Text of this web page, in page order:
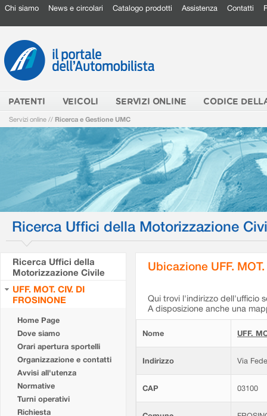
Chi siamo News e circolari Catalogo prodotti Assistenza Contatti
PATENTI VEICOLI SERVIZI ONLINE CODICE
Servizi online // Ricerca e Gestione UMC
Ricerca Uffici della Motorizzazione
Ricerca Uffici della
Motorizzazione Civile
UFF. MOT. CIV. DI
FROSINONE
Home Page
Dove siamo
Orari apertura sportelli
Organizzazione e contatti
Avvisi all'utenza
Normative
Turni operativi
Richiesta
Ubicazione UFF.
Qui trovi l'indirizzo dell'ufficio
A disposizione anche una
Nome UFF.
Indirizzo Via
CAP 03100